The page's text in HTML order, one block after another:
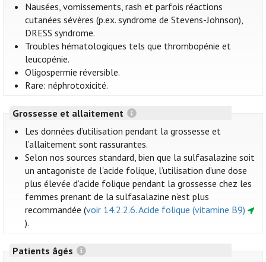
Nausées, vomissements, rash et parfois réactions
cutanées sévères (p.ex. syndrome de Stevens-Johnson),
DRESS syndrome.
Troubles hématologiques tels que thrombopénie et
leucopénie.
Oligospermie réversible.
Rare: néphrotoxicité.
Grossesse et allaitement
Les données d’utilisation pendant la grossesse et
l’allaitement sont rassurantes.
Selon nos sources standard, bien que la sulfasalazine soit
un antagoniste de l'acide folique, l’utilisation d’une dose
plus élevée d’acide folique pendant la grossesse chez les
femmes prenant de la sulfasalazine n’est plus
recommandée (voir 14.2.2.6. Acide folique (vitamine B9)
).
Patients âgés